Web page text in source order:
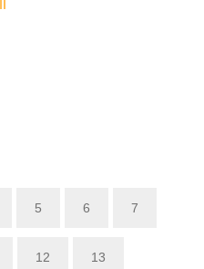
5 6 7
12 13